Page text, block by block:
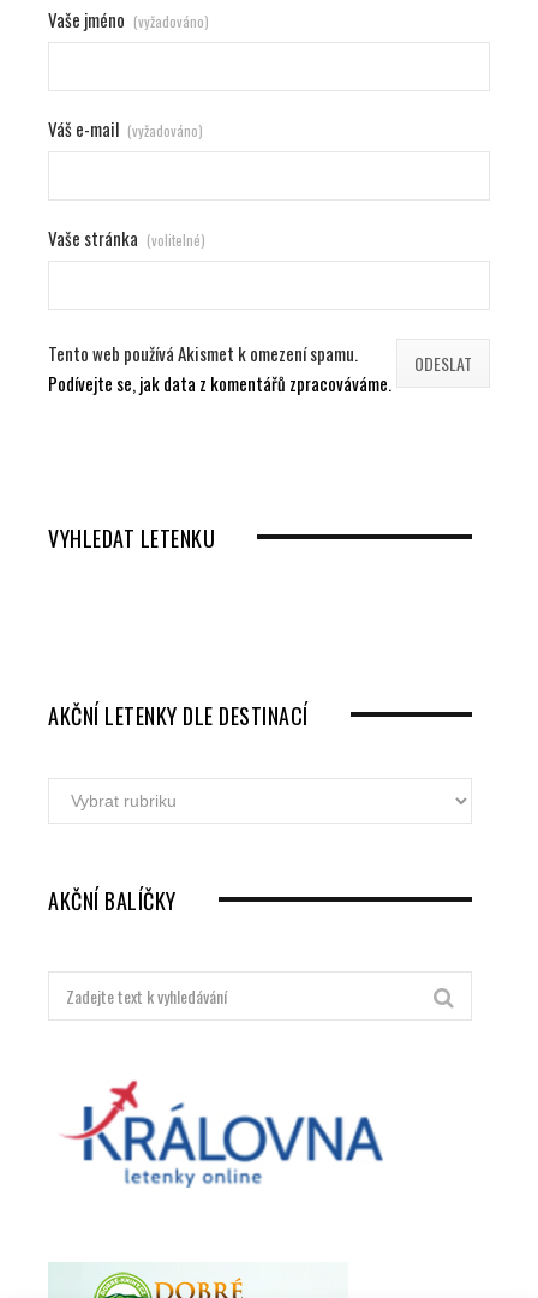
Vaše jméno (vyžadováno)
Váš e-mail (vyžadováno)
Vaše stránka (volitelné)
Tento web používá Akismet k omezení spamu.
Podívejte se, jak data z komentářů zpracováváme.
VYHLEDAT LETENKU
AKČNÍ LETENKY DLE DESTINACÍ
Akční
letenky
destinací
AKČNÍ BALÍČKY
Hledat: